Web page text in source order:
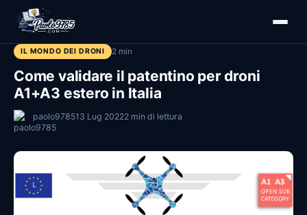
IL MONDO DEI DRONI 2 min
Come validare il patentino per droni
A1+A3 estero in Italia
paolo978513 Lug 20222 min di lettura